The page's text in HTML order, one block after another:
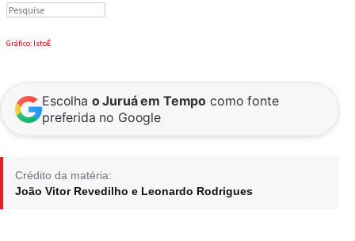
Escolha o Juruá em Tempo como fonte
preferida no Google
Crédito da matéria:
João Vitor Revedilho e Leonardo Rodrigues